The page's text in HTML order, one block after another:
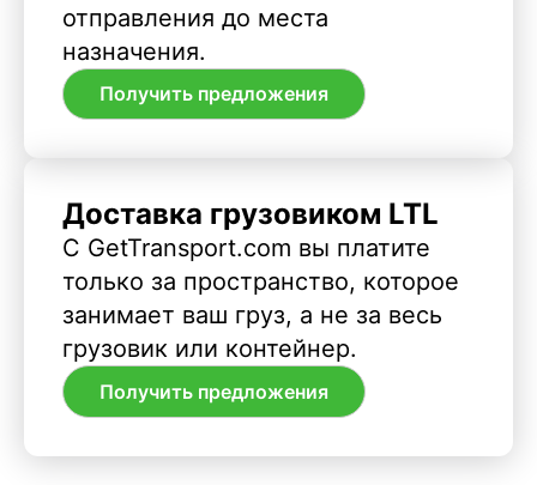
отправления до места
назначения.
Получить предложения
Доставка грузовиком LTL
С GetTransport.com вы платите
только за пространство, которое
занимает ваш груз, а не за весь
грузовик или контейнер.
Получить предложения